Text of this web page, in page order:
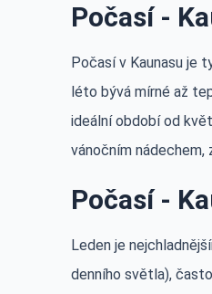
Počasí -
Počasí v Kaunasu je
léto bývá mírné až
ideální období od
vánočním nádechem,
Počasí -
Leden je
denního světla),